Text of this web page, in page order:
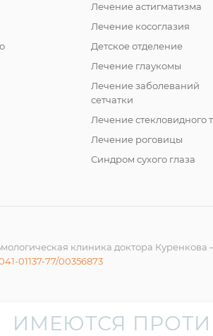
Лечение астигматизма
Лечение косоглазия
Детское отделение
Лечение глаукомы
Лечение заболеваний
сетчатки
Лечение стекловидного
Лечение роговицы
Синдром сухого глаза
клиника доктора
01137-77/00356873
ИМЕЮТСЯ